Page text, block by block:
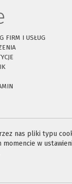
FIRM I USŁUG
nas pliki typu
w